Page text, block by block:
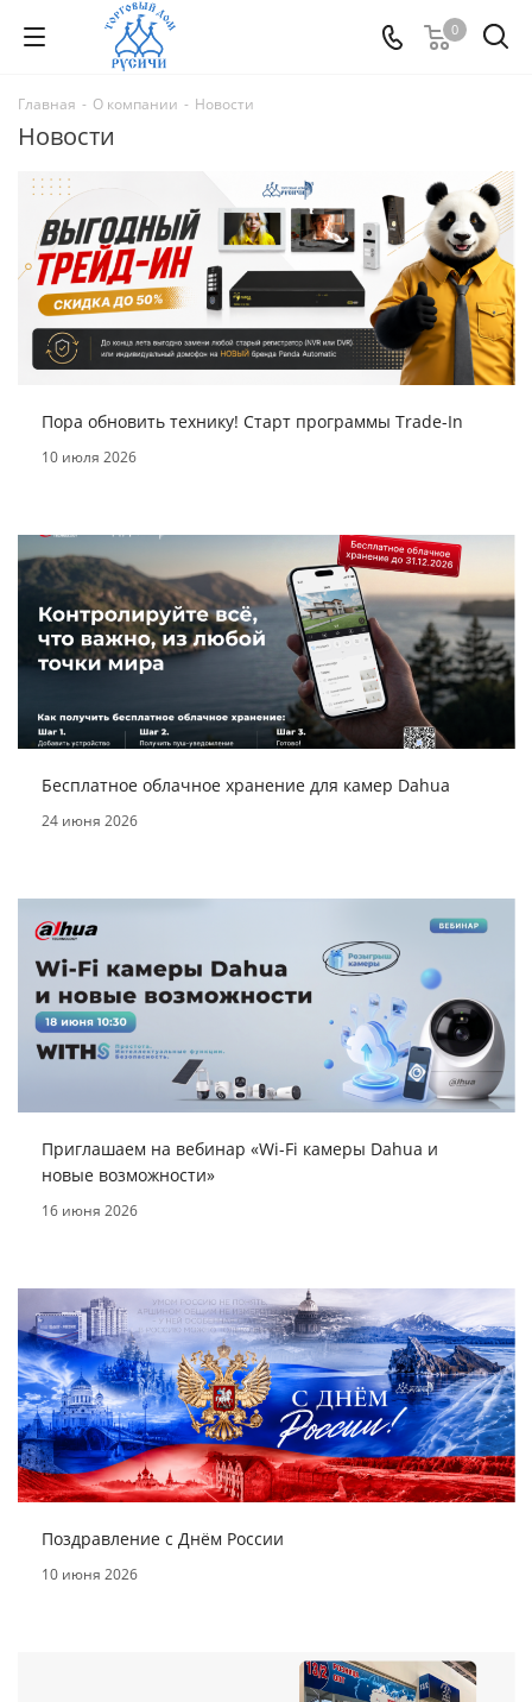
0
Главная - О компании - Новости
Новости
Пора обновить технику! Старт программы Trade-In
10 июля 2026
Бесплатное облачное хранение для камер Dahua
24 июня 2026
Приглашаем на вебинар «Wi-Fi камеры Dahua и
новые возможности»
16 июня 2026
Поздравление с Днём России
10 июня 2026